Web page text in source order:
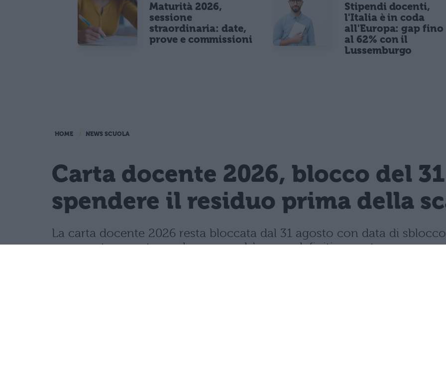
Maturità 2026,
sessione
straordinaria: date,
prove e commissioni
Stipendi docenti,
l'Italia è in coda
all'Europa: gap fino
al 62% con il
Lussemburgo
HOME NEWS SCUOLA
Carta docente 2026, blocco del
spendere il residuo prima della
La carta docente 2026 resta bloccata dal 31 agosto con data di
speso entro questa scadenza o andrà perso definitivamente.